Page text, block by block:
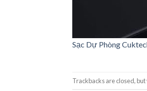
Sạc Dự Phòng
Trackbacks are closed, but